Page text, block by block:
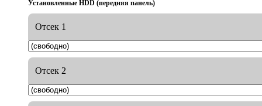
Установленные HDD (передняя панель)
Отсек 1
Отсек 2